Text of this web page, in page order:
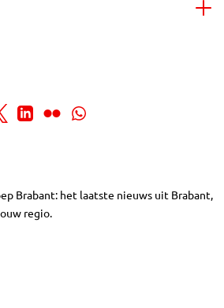
Brabant: het laatste nieuws uit Brabant,
regio.